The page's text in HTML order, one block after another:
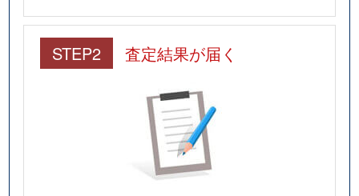
STEP2 査定結果が届く